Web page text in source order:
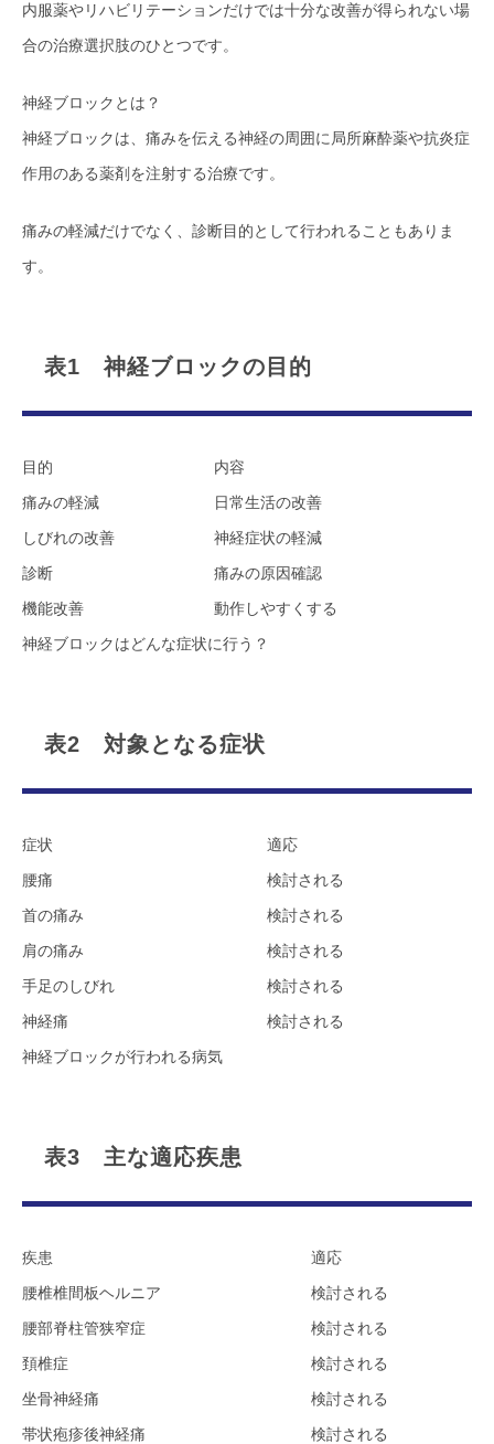
内服薬やリハビリテーションだけでは十分な改善が得られない場
合の治療選択肢のひとつです。
神経ブロックとは？
神経ブロックは、痛みを伝える神経の周囲に局所麻酔薬や抗炎症
作用のある薬剤を注射する治療です。
痛みの軽減だけでなく、診断目的として行われることもありま
す。
表1 神経ブロックの目的
目的
内容
痛みの軽減
日常生活の改善
しびれの改善
神経症状の軽減
診断
痛みの原因確認
機能改善
動作しやすくする
神経ブロックはどんな症状に行う？
表2 対象となる症状
症状
適応
腰痛
検討される
首の痛み
検討される
肩の痛み
検討される
手足のしびれ
検討される
神経痛
検討される
神経ブロックが行われる病気
表3 主な適応疾患
疾患
適応
腰椎椎間板ヘルニア
検討される
腰部脊柱管狭窄症
検討される
頚椎症
検討される
坐骨神経痛
検討される
帯状疱疹後神経痛
検討される